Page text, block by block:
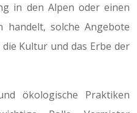
in den Alpen oder einen
handelt, solche Angebote
Kultur und das Erbe der
ökologische Praktiken